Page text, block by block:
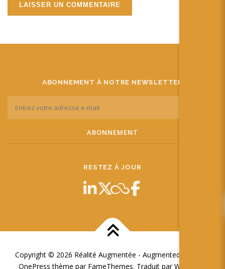
ABONNEMENT À NOTRE NEWSLETTER
RESTEZ À JOUR
Copyright © 2026 Réalité Augmentée - Augmented Reality
OnePress thème par FameThemes. Traduit par Wp Trads.